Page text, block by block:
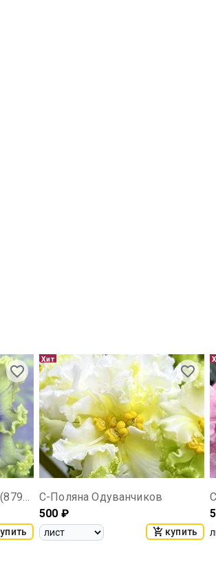
С-Глубины Вдохновения (879-16)
Хит
С-Поляна Одуванчиков
500 ₽
купить